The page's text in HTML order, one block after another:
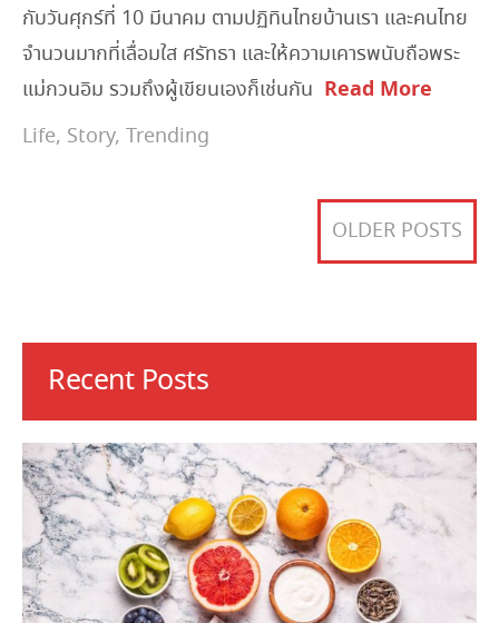
กับวันศุกร์ที่ 10 มีนาคม ตามปฏิทินไทยบ้านเรา และคนไทย
จำนวนมากที่เลื่อมใส ศรัทธา และให้ความเคารพนับถือพระ
แม่กวนอิม รวมถึงผู้เขียนเองก็เช่นกัน Read More
Life, Story, Trending
OLDER POSTS
Recent Posts